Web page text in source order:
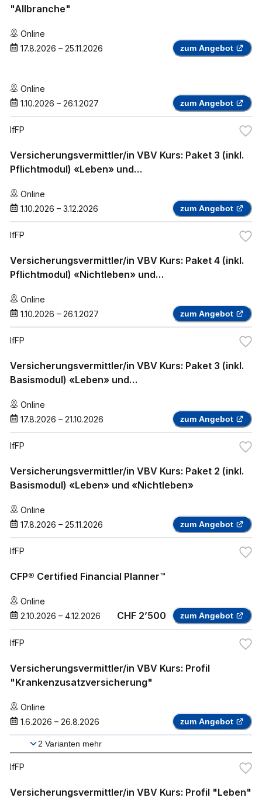
"Allbranche"
Online
17.8.2026 – 25.11.2026 zum Angebot
Online
1.10.2026 – 26.1.2027 zum Angebot
IfFP
Versicherungsvermittler/in VBV Kurs: Paket 3 (inkl.
Pflichtmodul) «Leben» und
Online
1.10.2026 – 3.12.2026 zum Angebot
IfFP
Versicherungsvermittler/in VBV Kurs: Paket 4 (inkl.
Pflichtmodul) «Nichtleben» und
Online
1.10.2026 – 26.1.2027 zum Angebot
IfFP
Versicherungsvermittler/in VBV Kurs: Paket 3 (inkl.
Basismodul) «Leben» und
Online
17.8.2026 – 21.10.2026 zum Angebot
IfFP
Versicherungsvermittler/in VBV Kurs: Paket 2 (inkl.
Basismodul) «Leben» und «Nichtleben»
Online
17.8.2026 – 25.11.2026 zum Angebot
IfFP
CFP® Certified Financial Planner™
Online
2.10.2026 – 4.12.2026 CHF 2’500 zum Angebot
IfFP
Versicherungsvermittler/in VBV Kurs: Profil
"Krankenzusatzversicherung"
Online
1.6.2026 – 26.8.2026 zum Angebot
2 Varianten mehr
IfFP
Versicherungsvermittler/in VBV Kurs: Profil "Leben"